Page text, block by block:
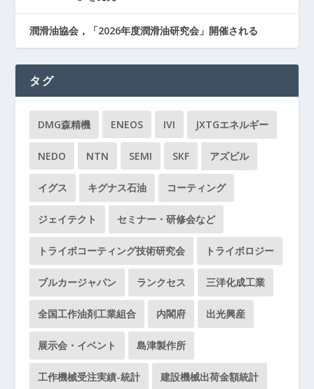
潤滑油協会，「2026年度潤滑油研究会」開催される
タグ
DMG森精機 ENEOS IVI JXTGエネルギー
NEDO NTN SEMI SKF アズビル
イグス キグナス石油 コーティング
ジェイテクト セミナー・研修会など
トライボコーティング技術研究会 トライボロジー
ブルカージャパン ランクセス 三洋化成工業
全国工作油剤工業組合 内閣府 出光興産
展示会・イベント 島津製作所
工作機械受注実績-統計 建設機械出荷金額統計